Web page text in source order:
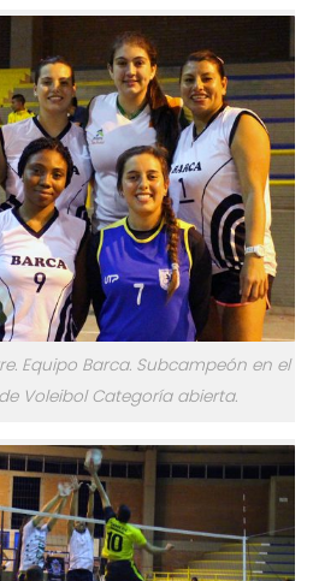
Equipo Barca. Subcampeón en el
Voleibol Categoría abierta.